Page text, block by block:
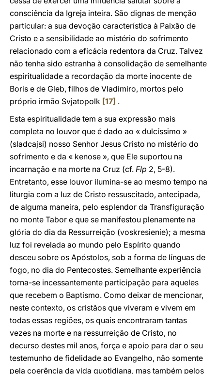
consciência da Igreja inteira. São dignas de menção
particular: a sua devoção característica à Paixão de
Cristo e a sensibilidade ao mistério do sofrimento
relacionado com a eficácia redentora da Cruz. Talvez
não tenha sido estranha à consolidação de semelhante
espiritualidade a recordação da morte inocente de
Boris e de Gleb, filhos de Vladimiro, mortos pelo
próprio irmão Svjatopolk [17] .
Esta espiritualidade tem a sua expressão mais
completa no louvor que é dado ao « dulcíssimo »
(sladcajsi) nosso Senhor Jesus Cristo no mistério do
sofrimento e da « kenose », que Ele suportou na
incarnação e na morte na Cruz (cf. Flp 2, 5-8).
Entretanto, esse louvor ilumina-se ao mesmo tempo na
liturgia com a luz de Cristo ressuscitado, antecipada,
de alguma maneira, pelo esplendor da Transfiguração
no monte Tabor e que se manifestou plenamente na
glória do dia da Ressurreição (voskresienie); a mesma
luz foi revelada ao mundo pelo Espírito quando
desceu sobre os Apóstolos, sob a forma de línguas de
fogo, no dia do Pentecostes. Semelhante experiência
torna-se incessantemente participação para aqueles
que recebem o Baptismo. Como deixar de mencionar,
neste contexto, os cristãos que viveram e vivem em
todas essas regiões, os quais encontraram tantas
vezes na morte e na ressurreição de Cristo, no
decurso destes mil anos, força e apoio para dar o seu
testemunho de fidelidade ao Evangelho, não somente
pela coerência da vida quotidiana, mas também pelos